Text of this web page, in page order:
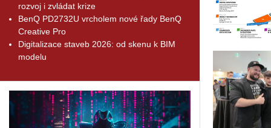
rozvoj i zvládat krize
BenQ PD2732U vrcholem nové řady BenQ
Creative Pro
Digitalizace staveb 2026: od skenu k BIM
modelu